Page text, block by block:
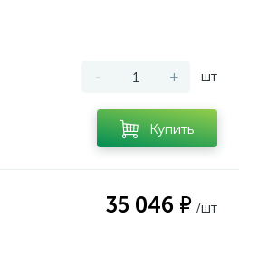
- + шт
Купить
35 046 ₽ /шт